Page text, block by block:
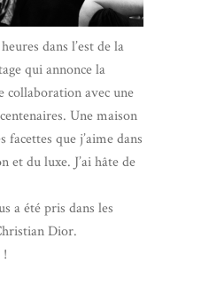
dans l’est de la
qui annonce la
collaboration avec une
Une maison
que j’aime dans
et du luxe. J’ai hâte de
a été pris dans les
Dior.
!